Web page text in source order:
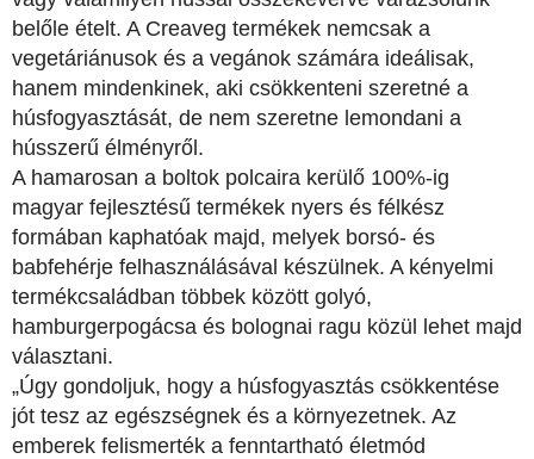
belőle ételt. A Creaveg termékek nemcsak a
vegetáriánusok és a vegánok számára ideálisak,
hanem mindenkinek, aki csökkenteni szeretné a
húsfogyasztását, de nem szeretne lemondani a
hússzerű élményről.
A hamarosan a boltok polcaira kerülő 100%-ig
magyar fejlesztésű termékek nyers és félkész
formában kaphatóak majd, melyek borsó- és
babfehérje felhasználásával készülnek. A kényelmi
termékcsaládban többek között golyó,
hamburgerpogácsa és bolognai ragu közül lehet majd
választani.
„Úgy gondoljuk, hogy a húsfogyasztás csökkentése
jót tesz az egészségnek és a környezetnek. Az
emberek felismerték a fenntartható életmód